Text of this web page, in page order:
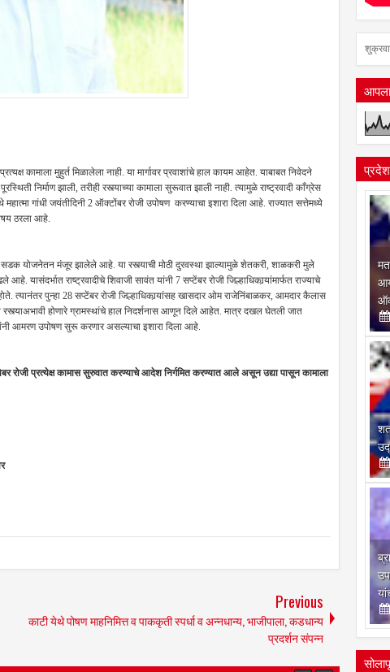
कामाला मुहुर्त मिळालेला नाही. या मार्गावर प्रवाशांचे हाल कायम आहेत. याबाबत निवेदने
निर्माण झाली, तरीही रस्त्याच्या कामाला सुरूवात झाली नाही. त्यामुळे राष्ट्रवादी काँग्रेस
गांधी जयंतीदिनी 2 ऑक्टोंबर रोजी उपोषण करण्याचा इशारा दिला आहे. राज्यात सत्तेमध्ये
ठरला आहे.
योजनेतन मंजूर झालेले आहे. या रस्त्याची मोठी दुरवस्था झाल्यामुळे शेतकरी, शाळकरी मुले
यासंदर्भात राष्ट्रवादीचे शिवाजी सावंत यांनी 7 सप्टेंबर रोजी जिल्हाधिकार्‍यांमार्फत राज्याचे
त्यानंतर पुन्हा 28 सप्टेंबर रोजी जिल्हाधिकार्‍यांसह खासदार ओम राजेनिंबाळकर, आमदार कैलास
होणारे ग्रामस्थांचे हाल निदर्शनास आणून दिले आहेत. मात्र दखल घेतली जात
आमरण उपोषण सुरू करणार असल्याचा इशारा दिला आहे.
रोजी प्रत्येक्ष कामास सुरुवात करण्याचे आदेश निर्गमित करण्यात आले असून उद्या पासून कामाला
Previous
काटी येथे पोषण माहनिमित्त व पाककृती स्पर्धा व अन्नधान्य, भाजीपाला, कडधान्य
प्रदर्शन संपन्न
प्रदेश